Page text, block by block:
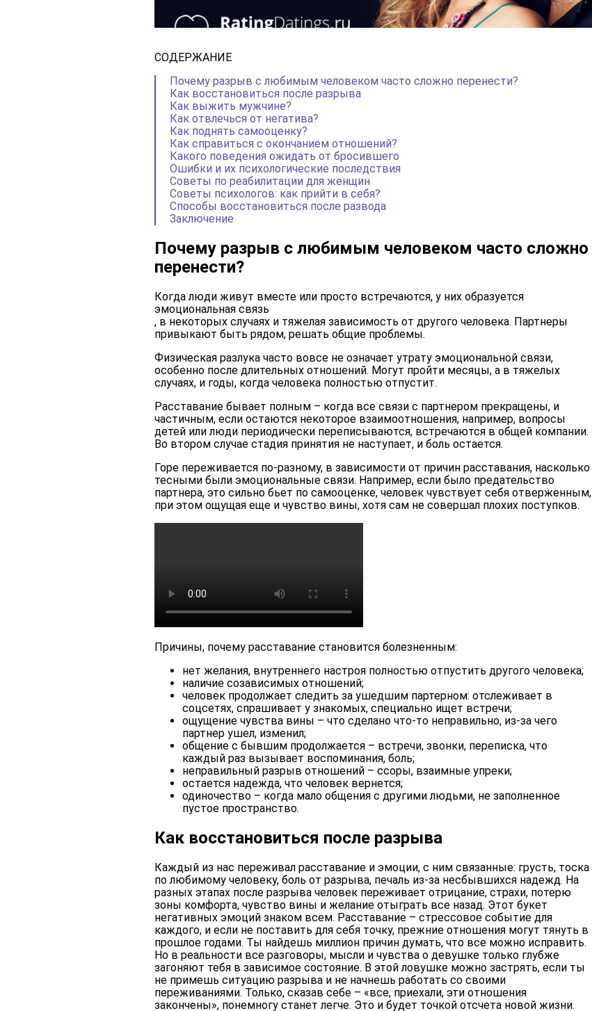
СОДЕРЖАНИЕ
Почему разрыв с любимым человеком часто сложно перенести?
Как восстановиться после разрыва
Как выжить мужчине?
Как отвлечься от негатива?
Как поднять самооценку?
Как справиться с окончанием отношений?
Какого поведения ожидать от бросившего
Ошибки и их психологические последствия
Советы по реабилитации для женщин
Советы психологов: как прийти в себя?
Способы восстановиться после развода
Заключение
Почему разрыв с любимым человеком часто сложно
перенести?
Когда люди живут вместе или просто встречаются, у них образуется
эмоциональная связь
, в некоторых случаях и тяжелая зависимость от другого человека. Партнеры
привыкают быть рядом, решать общие проблемы.
Физическая разлука часто вовсе не означает утрату эмоциональной связи,
особенно после длительных отношений. Могут пройти месяцы, а в тяжелых
случаях, и годы, когда человека полностью отпустит.
Расставание бывает полным – когда все связи с партнером прекращены, и
частичным, если остаются некоторое взаимоотношения, например, вопросы
детей или люди периодически переписываются, встречаются в общей компании.
Во втором случае стадия принятия не наступает, и боль остается.
Горе переживается по-разному, в зависимости от причин расставания, насколько
тесными были эмоциональные связи. Например, если было предательство
партнера, это сильно бьет по самооценке, человек чувствует себя отверженным,
при этом ощущая еще и чувство вины, хотя сам не совершал плохих поступков.
Причины, почему расставание становится болезненным:
нет желания, внутреннего настроя полностью отпустить другого человека;
наличие созависимых отношений;
человек продолжает следить за ушедшим партерном: отслеживает в
соцсетях, спрашивает у знакомых, специально ищет встречи;
ощущение чувства вины – что сделано что-то неправильно, из-за чего
партнер ушел, изменил;
общение с бывшим продолжается – встречи, звонки, переписка, что
каждый раз вызывает воспоминания, боль;
неправильный разрыв отношений – ссоры, взаимные упреки;
остается надежда, что человек вернется;
одиночество – когда мало общения с другими людьми, не заполненное
пустое пространство.
Как восстановиться после разрыва
Каждый из нас переживал расставание и эмоции, с ним связанные: грусть, тоска
по любимому человеку, боль от разрыва, печаль из-за несбывшихся надежд. На
разных этапах после разрыва человек переживает отрицание, страхи, потерю
зоны комфорта, чувство вины и желание отыграть все назад. Этот букет
негативных эмоций знаком всем. Расставание – стрессовое событие для
каждого, и если не поставить для себя точку, прежние отношения могут тянуть в
прошлое годами. Ты найдешь миллион причин думать, что все можно исправить.
Но в реальности все разговоры, мысли и чувства о девушке только глубже
загоняют тебя в зависимое состояние. В этой ловушке можно застрять, если ты
не примешь ситуацию разрыва и не начнешь работать со своими
переживаниями. Только, сказав себе – «все, приехали, эти отношения
закончены», понемногу станет легче. Это и будет точкой отсчета новой жизни.